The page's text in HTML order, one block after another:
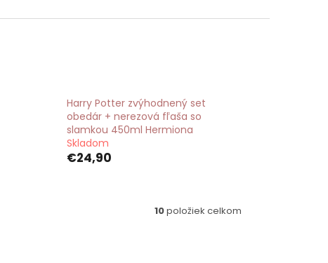
Harry Potter zvýhodnený set
obedár + nerezová fľaša so
slamkou 450ml Hermiona
Skladom
€24,90
10položiek celkom